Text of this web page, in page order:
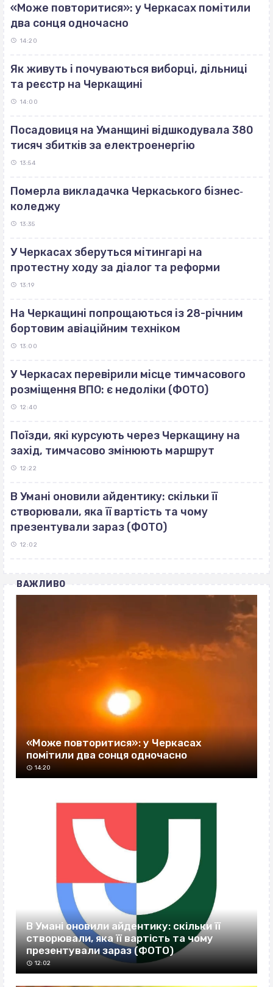
«Може повторитися»: у Черкасах помітили
два сонця одночасно
14:20
Як живуть і почуваються виборці, дільниці
та реєстр на Черкащині
14:00
Посадовиця на Уманщині відшкодувала 380
тисяч збитків за електроенергію
13:54
Померла викладачка Черкаського бізнес‐
коледжу
13:35
У Черкасах зберуться мітингарі на
протестну ходу за діалог та реформи
13:19
На Черкащині попрощаються із 28-річним
бортовим авіаційним техніком
13:00
У Черкасах перевірили місце тимчасового
розміщення ВПО: є недоліки (ФОТО)
12:40
Поїзди, які курсують через Черкащину на
захід, тимчасово змінюють маршрут
12:22
В Умані оновили айдентику: скільки її
створювали, яка її вартість та чому
презентували зараз (ФОТО)
12:02
ВАЖЛИВО
«Може повторитися»: у Черкасах
помітили два сонця одночасно
14:20
В Умані оновили айдентику: скільки її
створювали, яка її вартість та чому
презентували зараз (ФОТО)
12:02